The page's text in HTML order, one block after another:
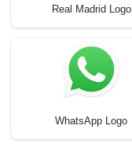
Real Madrid Logo
WhatsApp Logo